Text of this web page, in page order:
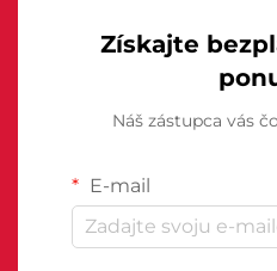
Získajte
Náš zástupca vás
E-mail